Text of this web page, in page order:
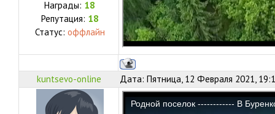
Награды: 18
Репутация: 18
Статус: оффлайн
kuntsevo-online Дата: Пятница, 12 Февраля 2021,